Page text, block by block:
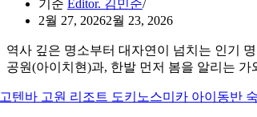
기준 Editor. 김민준
2월 27, 20262월 23, 2026
역사 깊은 명소부터 대자연이 넘치는 인기
공원(아이치현)과, 한발 먼저 봄을 알리는